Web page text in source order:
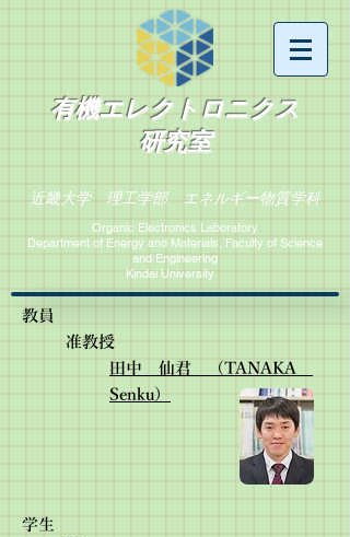
有機エレクトロニクス
研究室
近畿大学 理工学部 エネルギー物質学科
Organic Electronics Laboratory
Department of Energy and Materials, Faculty of Science
and Engineering​
Kindai University
​教員
准教授
田中 仙君 （TANAKA
Senku）
学生